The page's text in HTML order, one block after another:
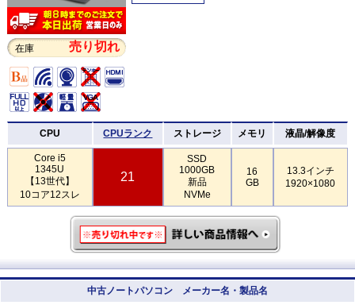
在庫 売り切れ
CPU CPUランク ストレージ メモリ 液晶/解像度
Core i5
1345U
【13世代】
10コア12スレ
21
SSD
1000GB
新品
NVMe
16
GB
13.3インチ
1920×1080
中古ノートパソコン メーカー名・製品名